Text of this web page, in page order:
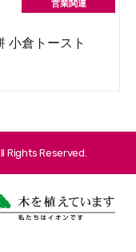
小倉トースト
Rights Reserved.